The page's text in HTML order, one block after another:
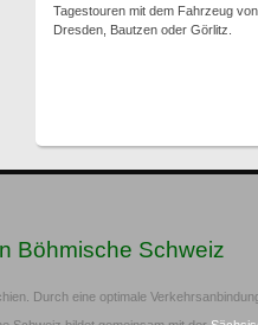
Tagestouren mit dem Fahrzeug
Dresden, Bautzen oder Görlitz.
Böhmische Schweiz
Durch eine optimale